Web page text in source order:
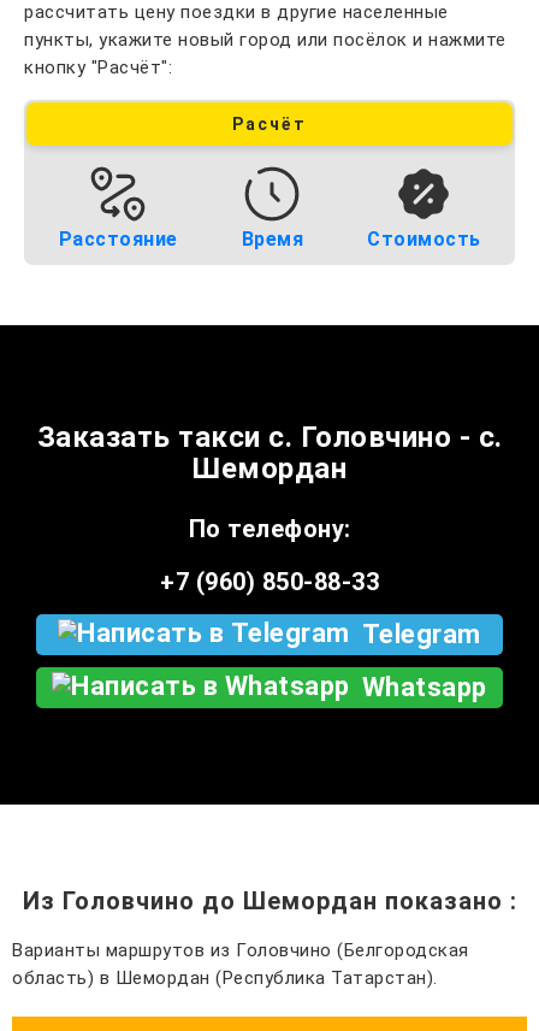
рассчитать цену поездки в другие населенные
пункты, укажите новый город или посёлок и нажмите
кнопку "Расчёт":
Расчёт
Расстояние Время Стоимость
Заказать такси с. Головчино - с.
Шемордан
По телефону:
+7 (960) 850-88-33
Telegram
Whatsapp
Из Головчино до Шемордан показано :
Варианты маршрутов из Головчино (Белгородская
область) в Шемордан (Республика Татарстан).